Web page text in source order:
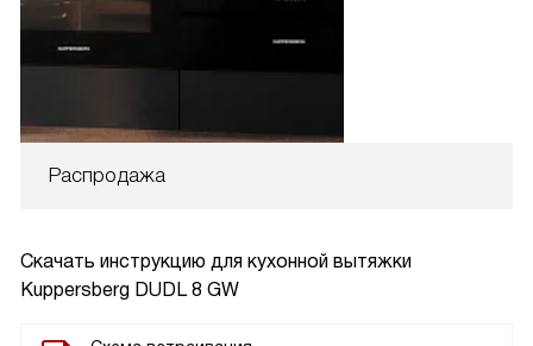
Распродажа
Скачать инструкцию для кухонной вытяжки
Kuppersberg DUDL 8 GW